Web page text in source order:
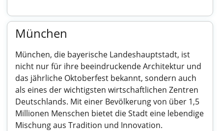
München
München, die bayerische Landeshauptstadt, ist
nicht nur für ihre beeindruckende Architektur und
das jährliche Oktoberfest bekannt, sondern auch
als eines der wichtigsten wirtschaftlichen Zentren
Deutschlands. Mit einer Bevölkerung von über 1,5
Millionen Menschen bietet die Stadt eine lebendige
Mischung aus Tradition und Innovation.